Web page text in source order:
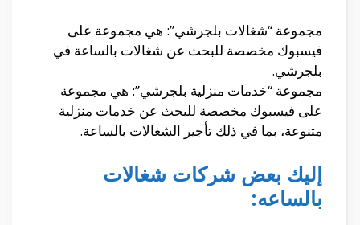
مجموعة “شغالات بلجرشي”: هي مجموعة على
فيسبوك مخصصة للبحث عن شغالات بالساعة في
بلجرشي.
مجموعة “خدمات منزلية بلجرشي”: هي مجموعة
على فيسبوك مخصصة للبحث عن خدمات منزلية
متنوعة، بما في ذلك تأجير الشغالات بالساعة.
إليك بعض شركات شغالات
بالساعه: